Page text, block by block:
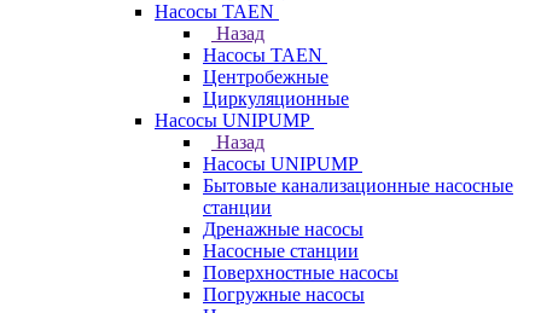
Насосы TAEN
Назад
Насосы TAEN
Центробежные
Циркуляционные
Насосы UNIPUMP
Назад
Насосы UNIPUMP
Бытовые канализационные насосные
станции
Дренажные насосы
Насосные станции
Поверхностные насосы
Погружные насосы